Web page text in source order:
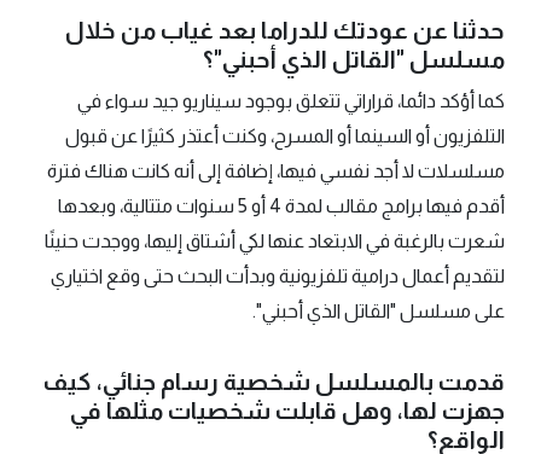
حدثنا عن عودتك للدراما بعد غياب من خلال
مسلسل "القاتل الذي أحبني"؟
كما أؤكد دائما، قراراتي تتعلق بوجود سيناريو جيد سواء في
التلفزيون أو السينما أو المسرح، وكنت أعتذر كثيرًا عن قبول
مسلسلات لا أجد نفسي فيها، إضافة إلى أنه كانت هناك فترة
أقدم فيها برامج مقالب لمدة 4 أو 5 سنوات متتالية، وبعدها
شعرت بالرغبة في الابتعاد عنها لكي أشتاق إليها، ووجدت حنينًا
لتقديم أعمال درامية تلفزيونية وبدأت البحث حتى وقع اختياري
على مسلسل "القاتل الذي أحبني".
قدمت بالمسلسل شخصية رسام جنائي، كيف
جهزت لها، وهل قابلت شخصيات مثلها في
الواقع؟